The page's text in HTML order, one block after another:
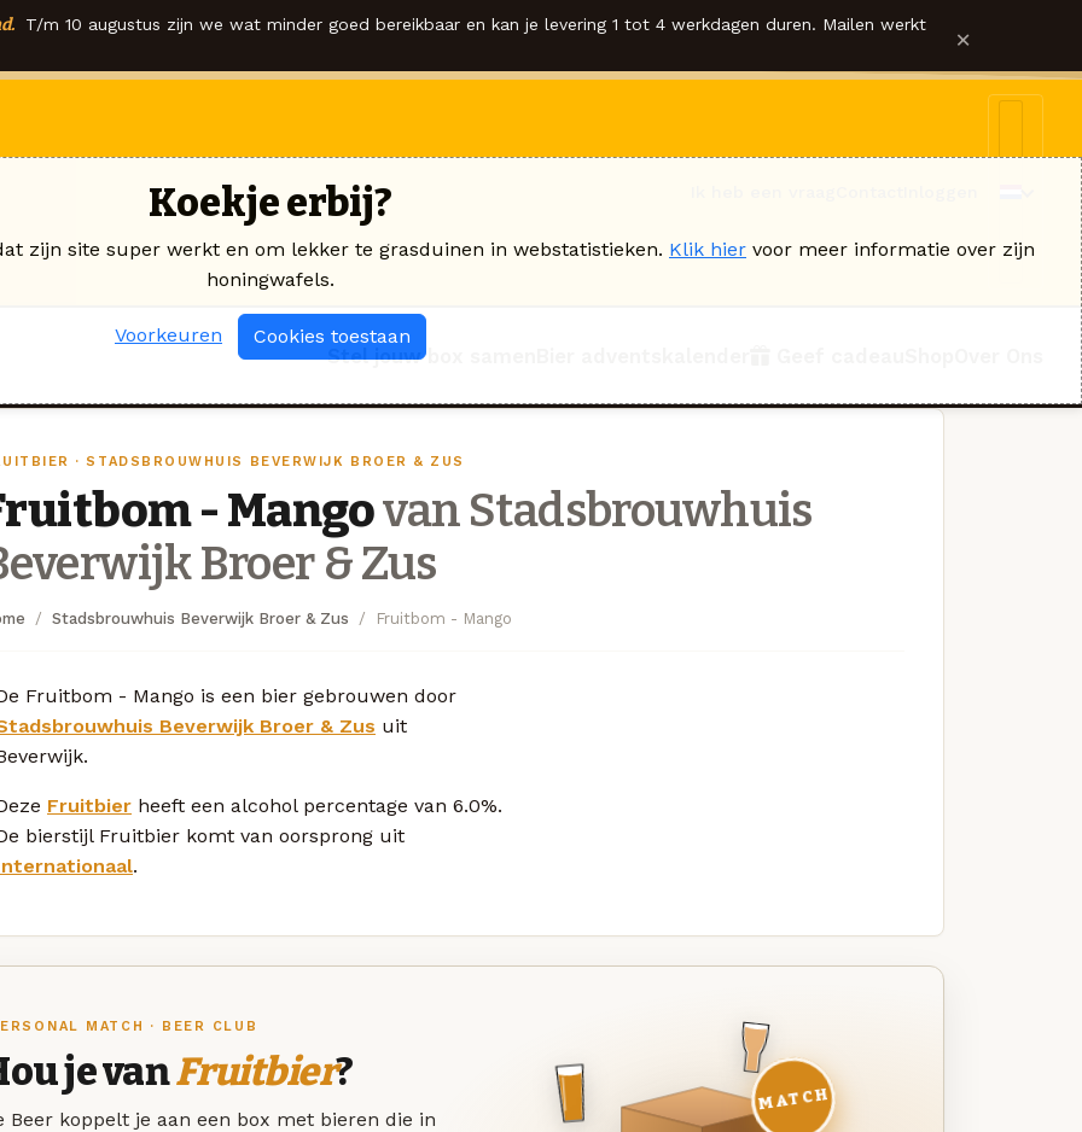
T/m 10 augustus zijn we wat minder goed bereikbaar en kan je levering 1 tot 4 werkdagen duren. Mailen werkt ×
Stel jouw box samen
· STADSBROUWHUIS BEVERWIJK BROER & ZUS
- Mangovan Stadsbrouwhuis
Broer & Zus
Stadsbrouwhuis Beverwijk Broer & Zus Fruitbom - Mango
Fruitbom - Mango is een bier gebrouwen door
Beverwijk Broer & Zus uit
Fruitbier heeft een alcohol percentage van 6.0%.
bierstijl Fruitbier komt van oorsprong uit
.
MATCH · BEER CLUB
je vanFruitbier?
Beer koppelt je aan een box met bieren die in
MATCH
Koekje erbij?
zijn site super werkt en om lekker te grasduinen in webstatistieken. Klik hier voor meer informatie over zijn
honingwafels.
Voorkeuren Cookies toestaan